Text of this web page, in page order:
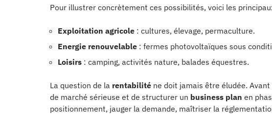
Pour illustrer concrètement ces possibilités, voici les
Exploitation agricole : cultures, élevage, permaculture.
Energie renouvelable : fermes photovoltaïques sous
Loisirs : camping, activités nature, balades équestres.
La question de la rentabilité ne doit jamais être éludée.
de marché sérieuse et de structurer un business plan en
positionnement, jauger la demande, maîtriser la